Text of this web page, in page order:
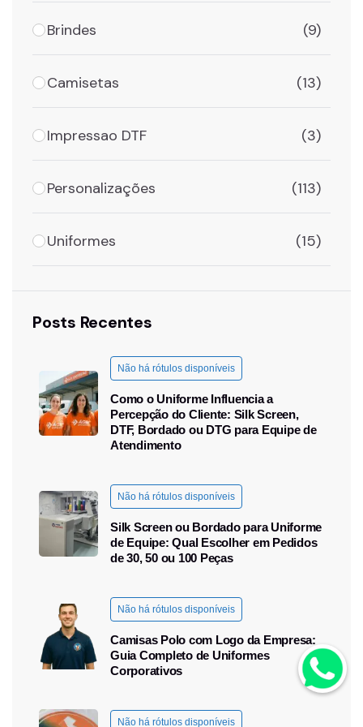
Brindes (9)
Camisetas (13)
Impressao DTF (3)
Personalizações (113)
Uniformes (15)
Posts Recentes
Não há rótulos disponíveis
Como o Uniforme Influencia a
Percepção do Cliente: Silk Screen,
DTF, Bordado ou DTG para Equipe de
Atendimento
Não há rótulos disponíveis
Silk Screen ou Bordado para Uniforme
de Equipe: Qual Escolher em Pedidos
de 30, 50 ou 100 Peças
Não há rótulos disponíveis
Camisas Polo com Logo da Empresa:
Guia Completo de Uniformes
Corporativos
Não há rótulos disponíveis